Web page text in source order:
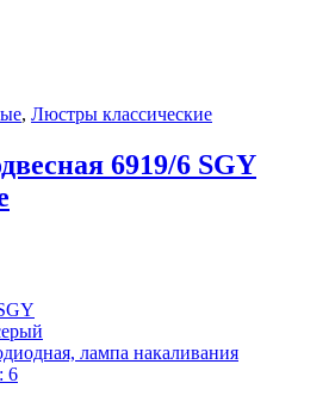
, Люстры классические
6919/6 SGY
лампа накаливания
6